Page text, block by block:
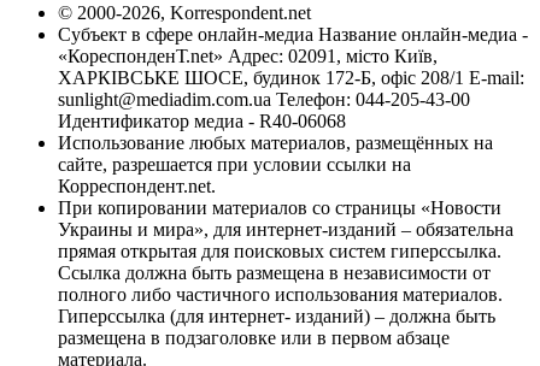
© 2000-2026, Korrespondent.net
Субъект в сфере онлайн-медиа Название онлайн-медиа -
«КореспонденТ.net» Адрес: 02091, місто Київ,
ХАРКІВСЬКЕ ШОСЕ, будинок 172-Б, офіс 208/1 E-mail:
sunlight@mediadim.com.ua Телефон: 044-205-43-00
Идентификатор медиа - R40-06068
Использование любых материалов, размещённых на
сайте, разрешается при условии ссылки на
Корреспондент.net.
При копировании материалов со страницы «Новости
Украины и мира», для интернет-изданий – обязательна
прямая открытая для поисковых систем гиперссылка.
Ссылка должна быть размещена в независимости от
полного либо частичного использования материалов.
Гиперссылка (для интернет- изданий) – должна быть
размещена в подзаголовке или в первом абзаце
материала.